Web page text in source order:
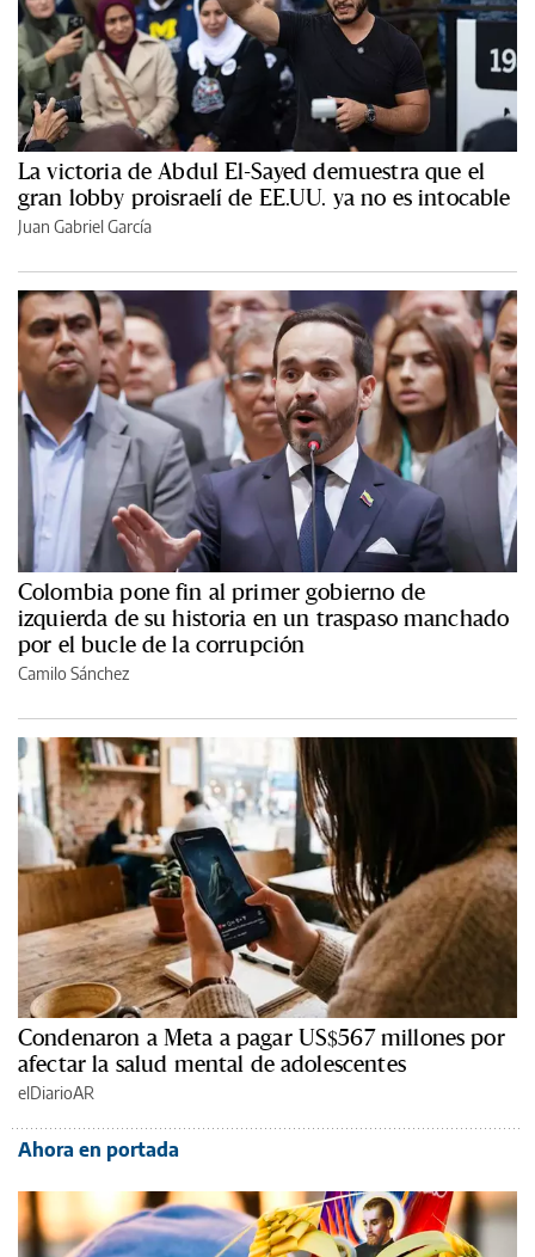
La victoria de Abdul El-Sayed demuestra que el
gran lobby proisraelí de EE.UU. ya no es intocable
Juan Gabriel García
Colombia pone fin al primer gobierno de
izquierda de su historia en un traspaso manchado
por el bucle de la corrupción
Camilo Sánchez
Condenaron a Meta a pagar US$567 millones por
afectar la salud mental de adolescentes
elDiarioAR
Ahora en portada